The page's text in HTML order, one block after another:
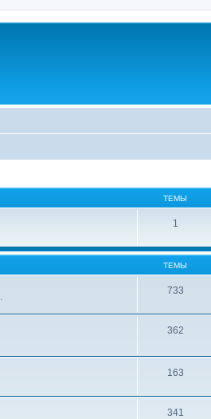
ТЕМЫ
1
ТЕМЫ
733
362
163
341